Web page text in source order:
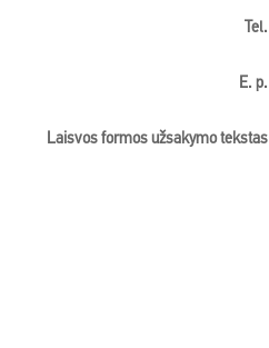
Tel.
E. p.
Laisvos formos užsakymo tekstas